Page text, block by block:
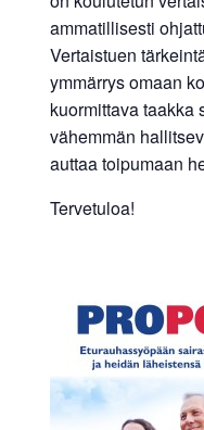
ammatillisesti
Vertaistuen
ymmärrys omaan
kuormittava taakka
vähemmän
auttaa toipumaan
Tervetuloa!